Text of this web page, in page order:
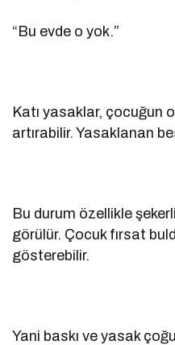
“Bu evde o yok.”
Katı yasaklar, çocuğun
artırabilir. Yasaklanan
Bu durum özellikle
görülür. Çocuk fırsat
gösterebilir.
Yani baskı ve yasak